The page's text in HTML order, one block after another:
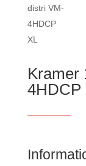
Kramer
4HDCP